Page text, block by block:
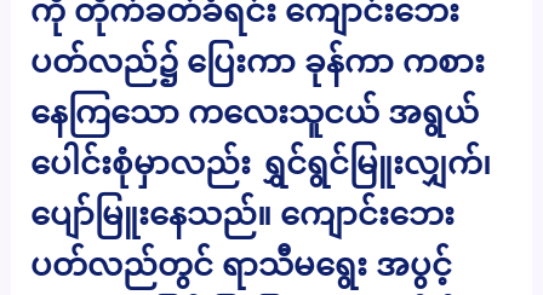
ကို တိုက်ခတ်ခံရင်း ကျောင်းဘေး
ပတ်လည်၌ ပြေးကာ ခုန်ကာ ကစား
နေကြသော ကလေးသူငယ် အရွယ်
ပေါင်းစုံမှာလည်း ရွှင်ရွင်မြူးလျှက်၊
ပျော်မြူးနေသည်။ ကျောင်းဘေး
ပတ်လည်တွင် ရာသီမရွေး အပွင့်